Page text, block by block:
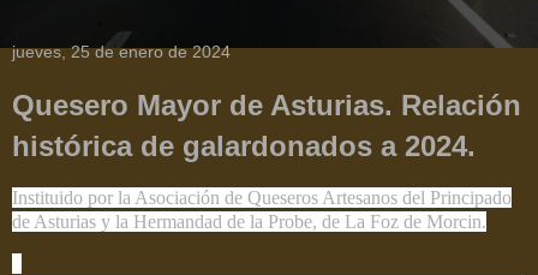
jueves, 25 de enero de 2024
Quesero Mayor de Asturias. Relación
histórica de galardonados a 2024.
Instituido por la Asociación de Queseros Artesanos del Principado
de Asturias y la Hermandad de la Probe, de La Foz de Morcin.